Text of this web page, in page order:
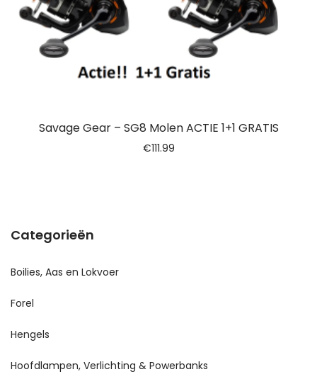
Savage Gear – SG8 Molen ACTIE 1+1 GRATIS
€111.99
Categorieën
Boilies, Aas en Lokvoer
Forel
Hengels
Hoofdlampen, Verlichting & Powerbanks